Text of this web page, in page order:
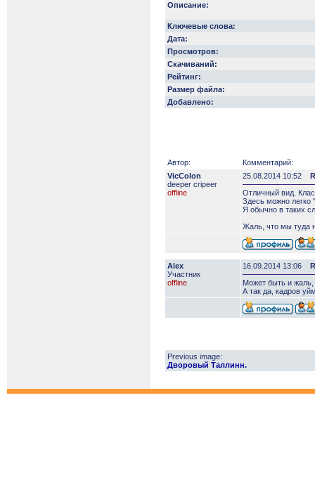
Описание:
Ключевые слова:
Дата:
Просмотров:
Скачиваний:
Рейтинг:
Размер файла:
Добавлено:
Автор:
Комментарий:
VicColon
deeper сripeer
offline
25.08.2014 10:52
Отличный вид.
Здесь можно легко
Я обычно в таких
Жаль, что мы туда
Alex
Участник
offline
16.09.2014 13:06
Может быть и жаль,
А так да, кадров
Previous image:
Дворовый Таллинн.